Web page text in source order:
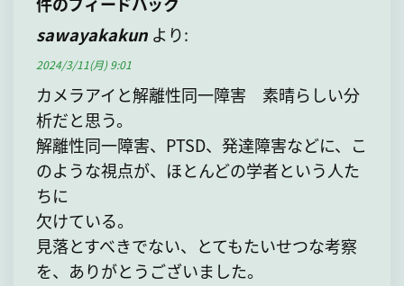
ー
シ
ョ
ン
sawayakakun より:
2024/3/11(月) 9:01
カメラアイと解離性同一障害 素晴らしい分
析だと思う。
解離性同一障害、PTSD、発達障害などに、こ
のような視点が、ほとんどの学者という人た
ちに
欠けている。
見落とすべきでない、とてもたいせつな考察
を、ありがとうございました。